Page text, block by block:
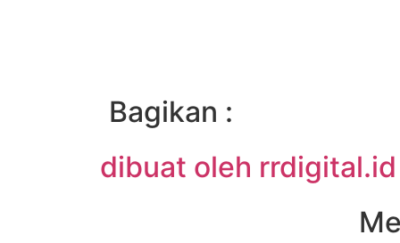
Bagikan :
dibuat oleh rrdigital.id